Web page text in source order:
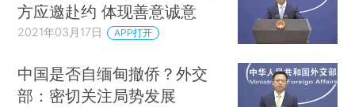
方应邀赴约 体现善意诚意
2021年03月17日 APP打开
中国是否自缅甸撤侨？外交
部：密切关注局势发展